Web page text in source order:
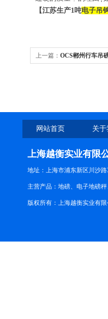
【江苏生产1吨电子吊
上一篇： OCS郴州行车吊
网站首页 关
上海越衡实业有限
地址：上海市浦东新区川沙路
主营产品：地磅、电子地磅
版权所有：上海越衡实业有